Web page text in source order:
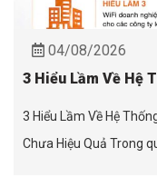
04/08/2026
3 Hiểu Lầm Về Hệ
3 Hiểu Lầm Về Hệ
Chưa Hiệu Quả Trong